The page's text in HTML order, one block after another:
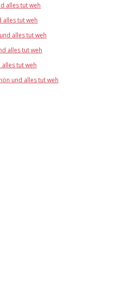
alles tut weh
alles tut weh
alles tut weh
alles tut weh
alles tut weh
und alles tut weh